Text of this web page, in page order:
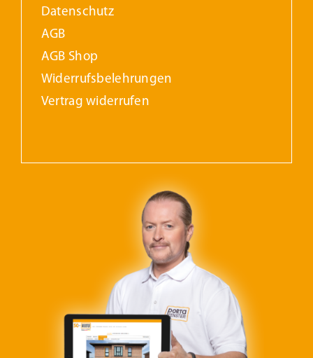
Datenschutz
AGB
AGB Shop
Widerrufs­belehrungen
Vertrag widerrufen